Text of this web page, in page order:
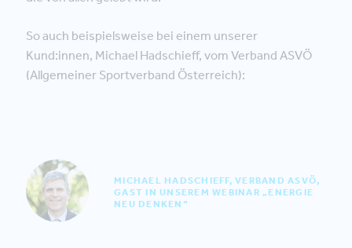
So auch beispielsweise bei einem unserer
Kund:innen, Michael Hadschieff, vom Verband ASVÖ
(Allgemeiner Sportverband Österreich):
MICHAEL HADSCHIEFF, VERBAND ASVÖ,
GAST IN UNSEREM WEBINAR „ENERGIE
NEU DENKEN“